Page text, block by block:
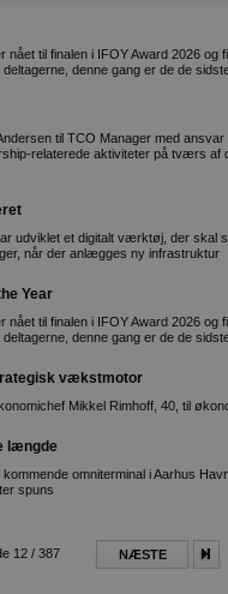
til finalen i IFOY Award 2026 og
denne gang er de de
til TCO Manager med ansvar
relaterede aktiviteter på tværs af
udviklet et digitalt værktøj, der skal
når der anlægges ny infrastruktur
Year
til finalen i IFOY Award 2026 og
denne gang er de de
vækstmotor
Mikkel Rimhoff, 40, til
længde
omniterminal i Aarhus
spuns
12 / 387 NÆSTE